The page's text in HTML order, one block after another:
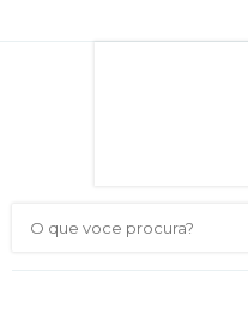
O que voce procura?